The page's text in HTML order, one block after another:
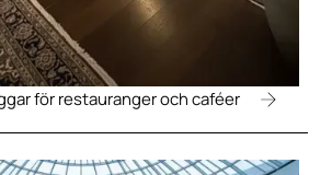
för restauranger och caféer